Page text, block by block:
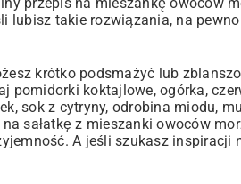
lubisz takie rozwiązania, na
krótko podsmażyć lub
pomidorki koktajlowe, ogórka,
sok z cytryny, odrobina miodu,
sałatkę z mieszanki owoców
A jeśli szukasz inspiracji